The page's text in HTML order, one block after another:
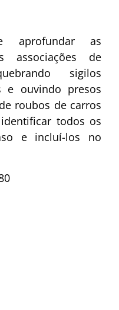
aprofundar as
associações de
sigilos
e ouvindo presos
roubos de carros
todos os
e incluí-los no